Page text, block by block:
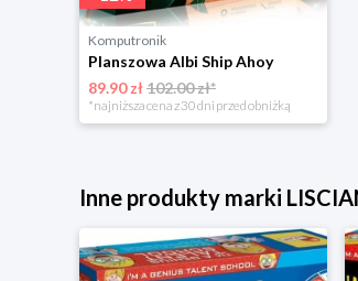
Komputronik
Planszowa Albi Ship Ahoy
89.90 zł102.00 zł*
*najniższa cena z 30 dni przed obniżką
Inne produkty marki